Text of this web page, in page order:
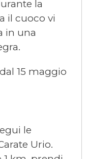
la
il cuoco vi
in una
15 maggio
le
Urio.